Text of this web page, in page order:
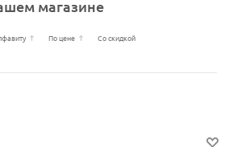
магазине
По цене Со скидкой